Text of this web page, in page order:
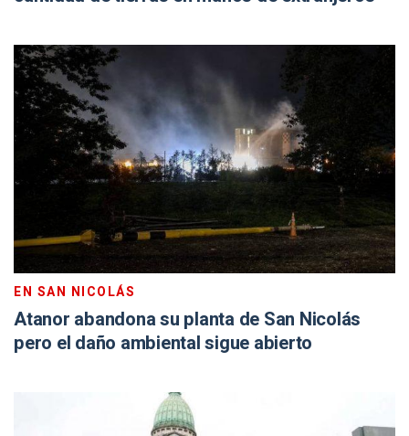
EN SAN NICOLÁS
Atanor abandona su planta de San Nicolás
pero el daño ambiental sigue abierto